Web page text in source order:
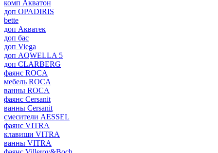
комп Акватон
доп OPADIRIS
bette
доп Акватек
доп бас
доп Viega
доп AQWELLA 5
доп CLARBERG
фаянс ROCA
мебель ROCA
ванны ROCA
фаянс Cersanit
ванны Cersanit
смесители AESSEL
фаянс VITRA
клавиши VITRA
ванны VITRA